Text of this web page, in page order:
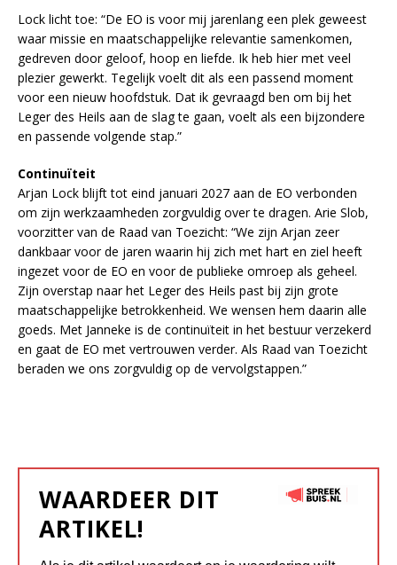
Lock licht toe: “De EO is voor mij jarenlang een plek geweest
waar missie en maatschappelijke relevantie samenkomen,
gedreven door geloof, hoop en liefde. Ik heb hier met veel
plezier gewerkt. Tegelijk voelt dit als een passend moment
voor een nieuw hoofdstuk. Dat ik gevraagd ben om bij het
Leger des Heils aan de slag te gaan, voelt als een bijzondere
en passende volgende stap.”
Continuïteit
Arjan Lock blijft tot eind januari 2027 aan de EO verbonden
om zijn werkzaamheden zorgvuldig over te dragen. Arie Slob,
voorzitter van de Raad van Toezicht: “We zijn Arjan zeer
dankbaar voor de jaren waarin hij zich met hart en ziel heeft
ingezet voor de EO en voor de publieke omroep als geheel.
Zijn overstap naar het Leger des Heils past bij zijn grote
maatschappelijke betrokkenheid. We wensen hem daarin alle
goeds. Met Janneke is de continuïteit in het bestuur verzekerd
en gaat de EO met vertrouwen verder. Als Raad van Toezicht
beraden we ons zorgvuldig op de vervolgstappen.”
WAARDEER DIT
ARTIKEL!